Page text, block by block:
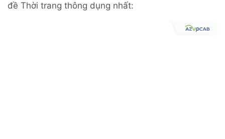
đề Thời trang thông dụng nhất: